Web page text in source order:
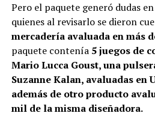
Pero el paquete generó dudas
quienes al revisarlo se dieron
mercadería avaluada en más
paquete contenía5 juegos de
Mario Lucca Goust, una
Suzanne Kalan, avaluadas en
además de otro producto
mil de la misma diseñadora.